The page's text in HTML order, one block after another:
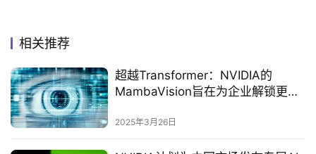
相关推荐
超越Transformer：NVIDIA的
MambaVision旨在为企业解锁更
2025年3月26日